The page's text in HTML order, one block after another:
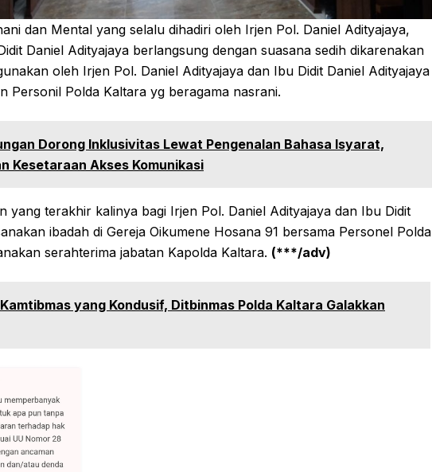
dan Mental yang selalu dihadiri oleh Irjen Pol. Daniel Adityajaya,
Daniel Adityajaya berlangsung dengan suasana sedih dikarenakan
oleh Irjen Pol. Daniel Adityajaya dan Ibu Didit Daniel Adityajaya
Personil Polda Kaltara yg beragama nasrani.
Dorong Inklusivitas Lewat Pengenalan Bahasa Isyarat,
Kesetaraan Akses Komunikasi
yang terakhir kalinya bagi Irjen Pol. Daniel Adityajaya dan Ibu Didit
ibadah di Gereja Oikumene Hosana 91 bersama Personel Polda
serahterima jabatan Kapolda Kaltara. (***/adv)
yang Kondusif, Ditbinmas Polda Kaltara Galakkan